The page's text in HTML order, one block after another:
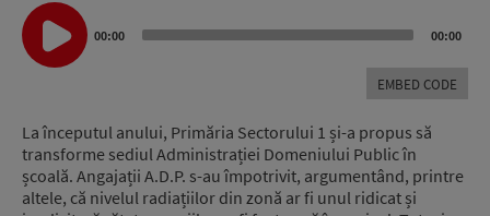
Audio
Player
00:00 00:00
EMBED CODE
La începutul anului, Primăria Sectorului 1 și-a propus să
transforme sediul Administrației Domeniului Public în
școală. Angajații A.D.P. s-au împotrivit, argumentând, printre
altele, că nivelul radiațiilor din zonă ar fi unul ridicat și